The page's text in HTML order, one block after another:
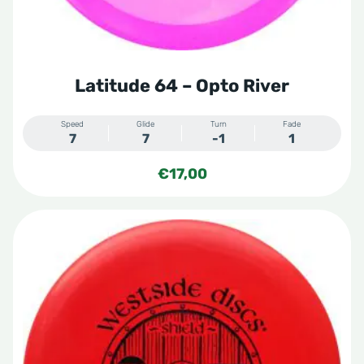
Latitude 64 – Opto River
Speed
7
Glide
7
Turn
-1
Fade
1
€17,00
product
heeft
meerdere
variaties.